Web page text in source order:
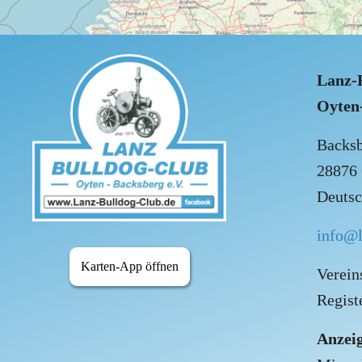
Karten-App öffnen
Lanz-
28876